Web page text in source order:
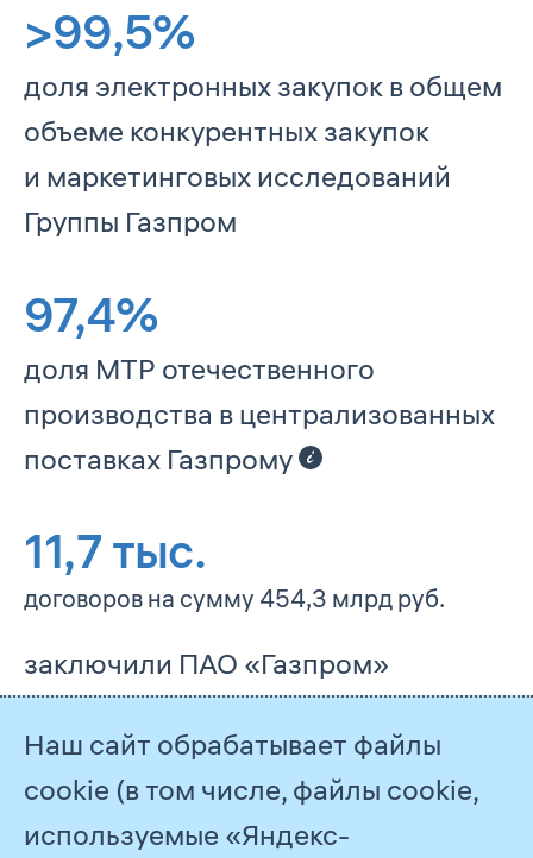
>99,5%
доля электронных закупок в общем
объеме конкурентных закупок
и маркетинговых исследований
Группы Газпром
97,4%
доля МТР отечественного
производства в централизованных
поставках Газпрому
11,7 тыс.
договоров на сумму 454,3 млрд руб.
заключили ПАО «Газпром»
и его ДО по итогам конкурентных
закупок и маркетинговых
исследований
Наш сайт обрабатывает файлы
cookie (в том числе, файлы cookie,
используемые «Яндекс-